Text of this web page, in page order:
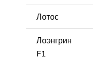
Лотос
Лоэнгрин
F1